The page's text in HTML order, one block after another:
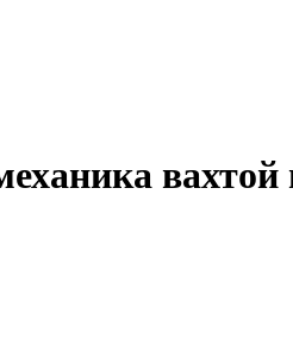
вахтой